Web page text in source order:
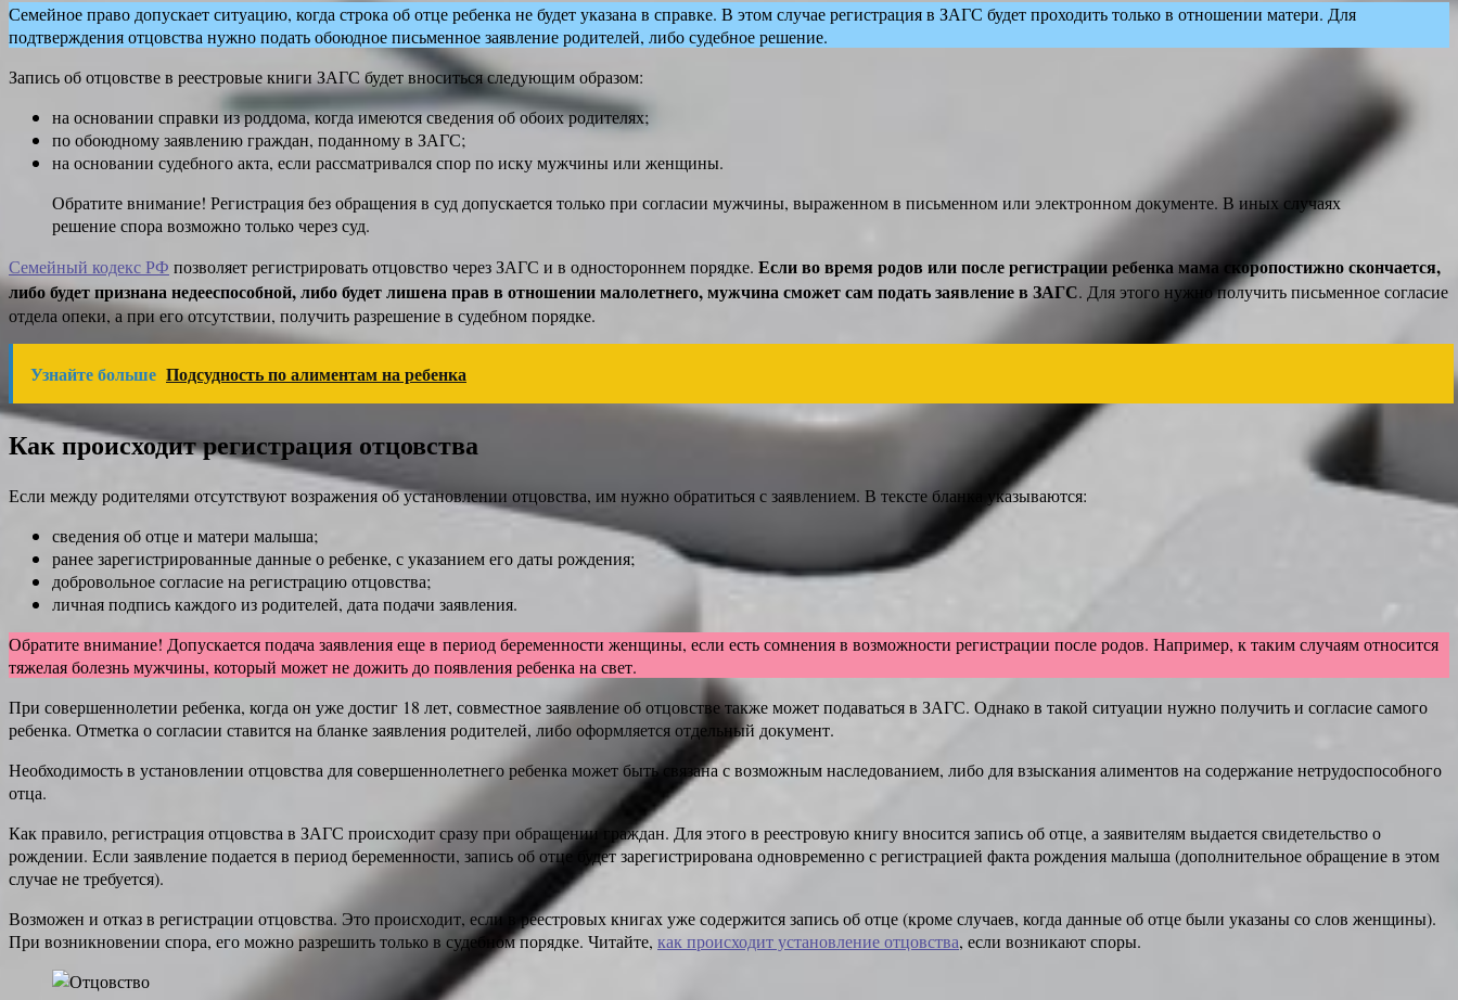
Семейное право допускает ситуацию, когда строка об отце ребенка не будет указана в справке. В этом случае регистрация в ЗАГС будет проходить только в отношении матери. Для
подтверждения отцовства нужно подать обоюдное письменное заявление родителей, либо судебное решение.
Запись об отцовстве в реестровые книги ЗАГС будет вноситься следующим образом:
на основании справки из роддома, когда имеются сведения об обоих родителях;
по обоюдному заявлению граждан, поданному в ЗАГС;
на основании судебного акта, если рассматривался спор по иску мужчины или женщины.
Обратите внимание! Регистрация без обращения в суд допускается только при согласии мужчины, выраженном в письменном или электронном документе. В иных случаях
решение спора возможно только через суд.
Семейный кодекс РФ позволяет регистрировать отцовство через ЗАГС и в одностороннем порядке. Если во время родов или после регистрации ребенка мама скоропостижно скончается,
либо будет признана недееспособной, либо будет лишена прав в отношении малолетнего, мужчина сможет сам подать заявление в ЗАГС. Для этого нужно получить письменное согласие
отдела опеки, а при его отсутствии, получить разрешение в судебном порядке.
Узнайте больше Подсудность по алиментам на ребенка
Как происходит регистрация отцовства
Если между родителями отсутствуют возражения об установлении отцовства, им нужно обратиться с заявлением. В тексте бланка указываются:
сведения об отце и матери малыша;
ранее зарегистрированные данные о ребенке, с указанием его даты рождения;
добровольное согласие на регистрацию отцовства;
личная подпись каждого из родителей, дата подачи заявления.
Обратите внимание! Допускается подача заявления еще в период беременности женщины, если есть сомнения в возможности регистрации после родов. Например, к таким случаям относится
тяжелая болезнь мужчины, который может не дожить до появления ребенка на свет.
При совершеннолетии ребенка, когда он уже достиг 18 лет, совместное заявление об отцовстве также может подаваться в ЗАГС. Однако в такой ситуации нужно получить и согласие самого
ребенка. Отметка о согласии ставится на бланке заявления родителей, либо оформляется отдельный документ.
Необходимость в установлении отцовства для совершеннолетнего ребенка может быть связана с возможным наследованием, либо для взыскания алиментов на содержание нетрудоспособного
отца.
Как правило, регистрация отцовства в ЗАГС происходит сразу при обращении граждан. Для этого в реестровую книгу вносится запись об отце, а заявителям выдается свидетельство о
рождении. Если заявление подается в период беременности, запись об отце будет зарегистрирована одновременно с регистрацией факта рождения малыша (дополнительное обращение в этом
случае не требуется).
Возможен и отказ в регистрации отцовства. Это происходит, если в реестровых книгах уже содержится запись об отце (кроме случаев, когда данные об отце были указаны со слов женщины).
При возникновении спора, его можно разрешить только в судебном порядке. Читайте, как происходит установление отцовства, если возникают споры.